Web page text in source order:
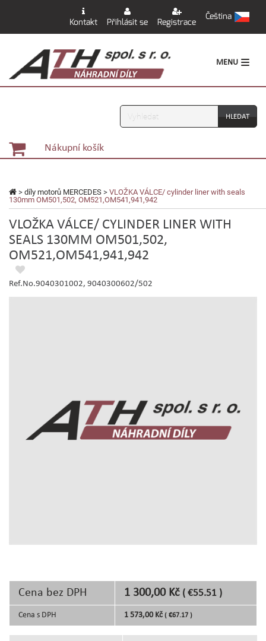
Kontakt Přihlásit se Registrace
Čeština
MENU
Vyhledávání
Nákupní košík
> díly motorů MERCEDES > VLOŽKA VÁLCE/ cylinder liner with seals
130mm OM501,502, OM521,OM541,941,942
VLOŽKA VÁLCE/ CYLINDER LINER WITH
SEALS 130MM OM501,502,
OM521,OM541,941,942
Ref.No.9040301002, 9040300602/502
Cena bez DPH 1 300,00 Kč ( €55.51 )
Cena s DPH 1 573,00 Kč ( €67.17 )